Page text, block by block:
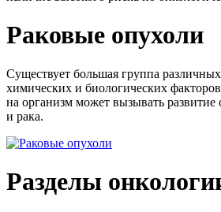
Раковые опухоли
Существует большая группа
химических и биологических
на организм может вызывать развитие
и рака.
Разделы